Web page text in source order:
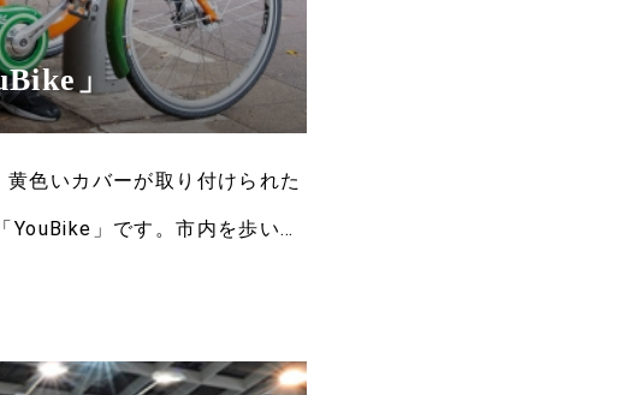
」
色いカバーが取り付けられた
」です。市内を歩いて